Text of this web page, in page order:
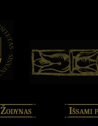
Žodynas Išsami